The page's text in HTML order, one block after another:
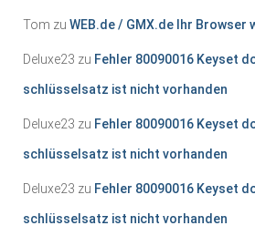
Tom zu WEB.de / GMX.de Ihr
Deluxe23 zu Fehler 80090016 Keyset
schlüsselsatz ist nicht vorhanden
Deluxe23 zu Fehler 80090016 Keyset
schlüsselsatz ist nicht vorhanden
Deluxe23 zu Fehler 80090016 Keyset
schlüsselsatz ist nicht vorhanden